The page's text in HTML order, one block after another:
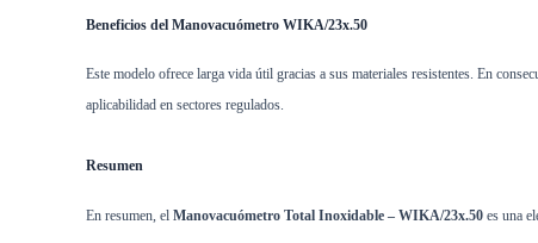
Beneficios del Manovacuómetro WIKA/23x.50
Este modelo ofrece larga vida útil gracias a sus materiales resistentes. En
aplicabilidad en sectores regulados.
Resumen
En resumen, el Manovacuómetro Total Inoxidable – WIKA/23x.50 es una